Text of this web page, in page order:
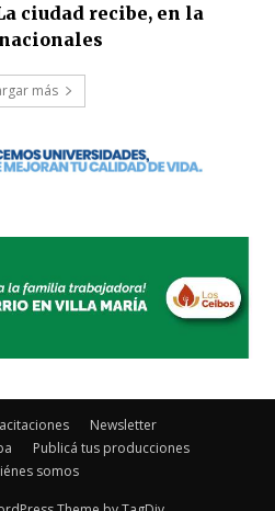
ciudad recibe, en la
más
Newsletter
Publicá tus producciones
somos